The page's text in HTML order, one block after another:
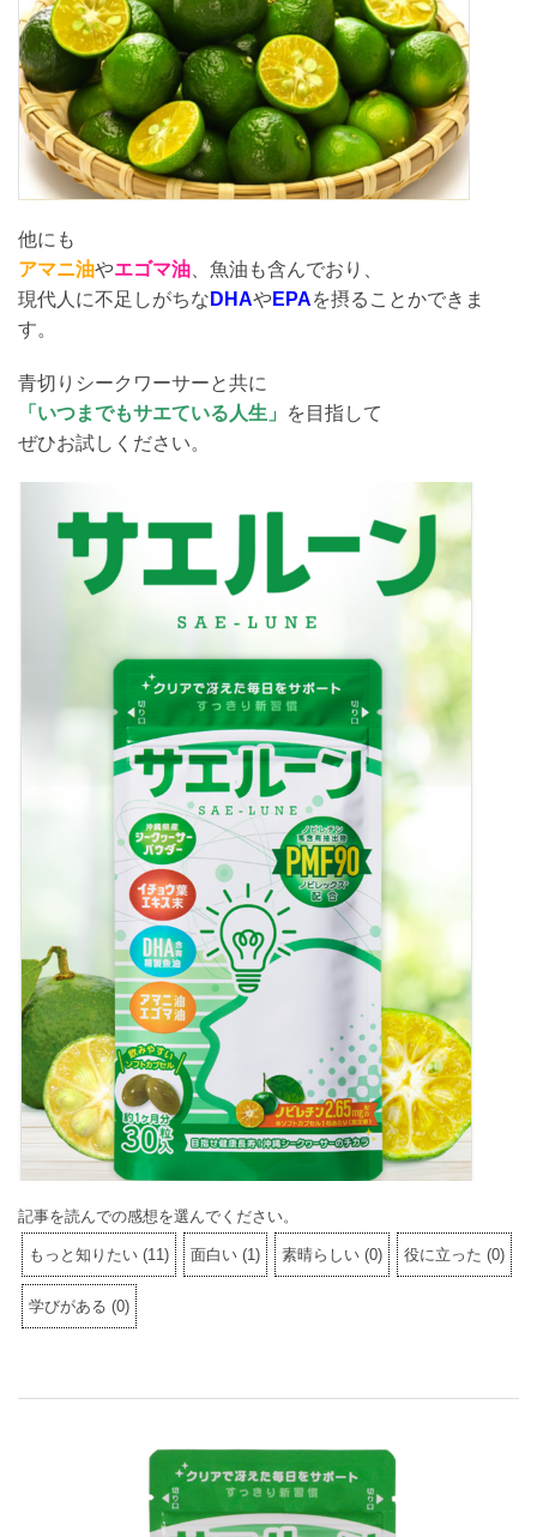
他にも
アマニ油やエゴマ油 、魚油も含んでおり、
現代人に不足しがちな DHAやEPAを摂ることかできま
す。
青切りシークワーサーと共に
「いつまでもサエている人生」
を目指して
ぜひお試しください。
記事を読んでの感想を選んでください。
もっと知りたい (11) 面白い (1) 素晴らしい (0) 役に立った (0)
学びがある (0)